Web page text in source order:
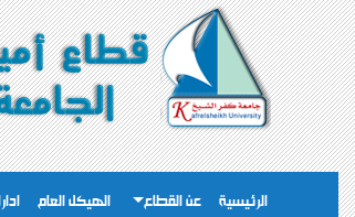
الرئيسية عن القطاع الهيكل العام